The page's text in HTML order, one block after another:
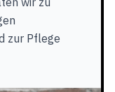
zur Pflege